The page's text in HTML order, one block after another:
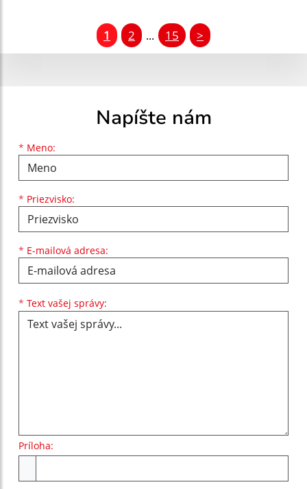
1 2 ... 15 >
Napíšte nám
* Meno:
Meno
* Priezvisko:
Priezvisko
* E-mailová adresa:
E-mailová adresa
* Text vašej správy:
Príloha: